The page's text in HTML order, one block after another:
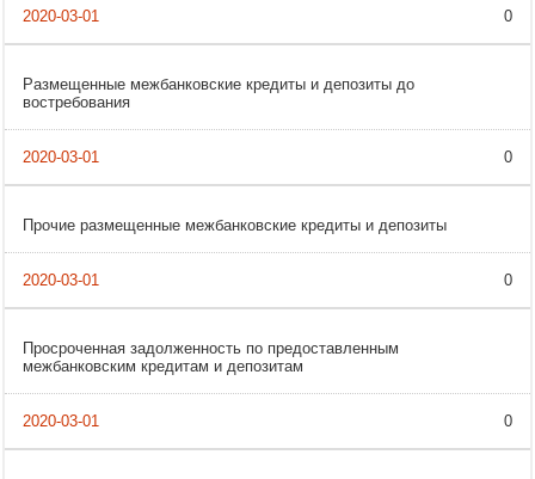
0
Размещенные межбанковские кредиты и депозиты до
востребования
0
Прочие размещенные межбанковские кредиты и депозиты
0
Просроченная задолженность по предоставленным
межбанковским кредитам и депозитам
0